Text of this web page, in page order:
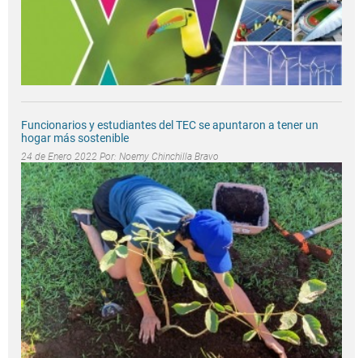
Funcionarios y estudiantes del TEC se apuntaron a tener un
hogar más sostenible
24 de Enero 2022 Por: Noemy Chinchilla Bravo